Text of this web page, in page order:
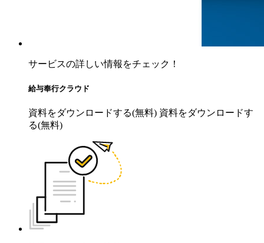
サービスの詳しい情報をチェック！
給与奉行クラウド
資料をダウンロードする(無料) 資料をダウンロードす
る(無料)